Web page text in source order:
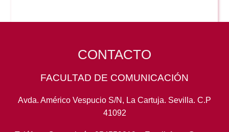
CONTACTO
FACULTAD DE COMUNICACIÓN
Avda. Américo Vespucio S/N, La Cartuja. Sevilla. C.P
41092